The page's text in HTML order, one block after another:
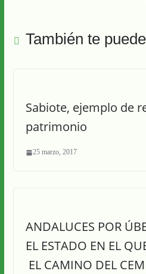
También te
Sabiote, ejemplo de
patrimonio
25 marzo, 2017
ANDALUCES POR
EL ESTADO EN EL
EL CAMINO DEL